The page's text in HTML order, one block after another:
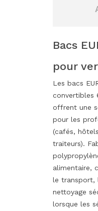
Bacs
pour
Les bacs
convertibles
offrent une
pour les
(cafés,
traiteurs).
alimentaire,
le transport,
nettoyage
lorsque les